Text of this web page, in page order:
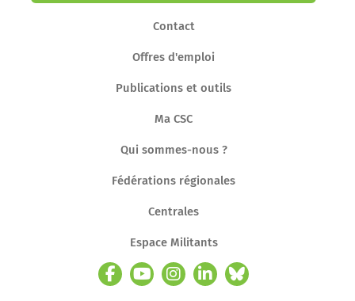
Contact
Offres d'emploi
Publications et outils
Ma CSC
Qui sommes-nous ?
Fédérations régionales
Centrales
Espace Militants